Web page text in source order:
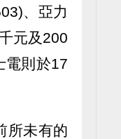
、亞力
元及200
電則於17
所未有的